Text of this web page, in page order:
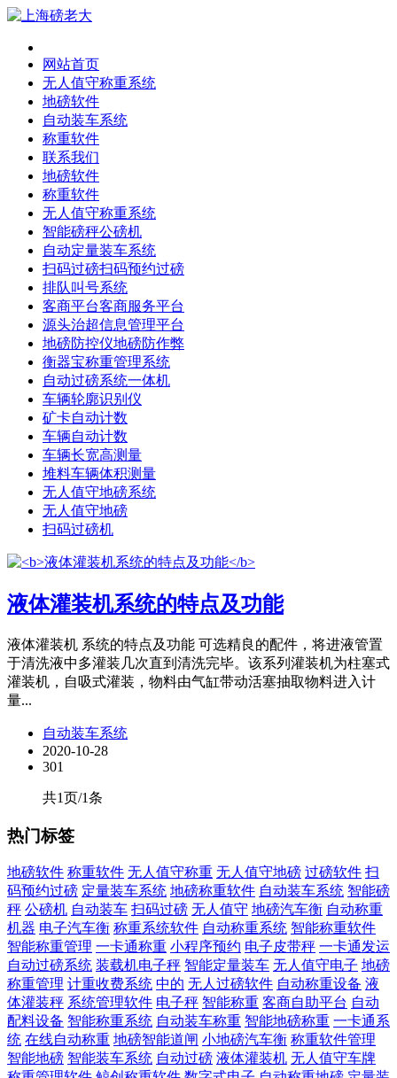
网站首页
无人值守称重系统
地磅软件
自动装车系统
称重软件
联系我们
地磅软件
称重软件
无人值守称重系统
智能磅秤公磅机
自动定量装车系统
扫码过磅扫码预约过磅
排队叫号系统
客商平台客商服务平台
源头治超信息管理平台
地磅防控仪地磅防作弊
衡器宝称重管理系统
自动过磅系统一体机
车辆轮廓识别仪
矿卡自动计数
车辆自动计数
车辆长宽高测量
堆料车辆体积测量
无人值守地磅系统
无人值守地磅
扫码过磅机
液体灌装机系统的特点及功能
液体灌装机 系统的特点及功能 可选精良的配件，将进液管置
于清洗液中多灌装几次直到清洗完毕。该系列灌装机为柱塞式
灌装机，自吸式灌装，物料由气缸带动活塞抽取物料进入计
量...
自动装车系统
2020-10-28
301
共1页/1条
热门标签
地磅软件 称重软件 无人值守称重 无人值守地磅 过磅软件 扫
码预约过磅 定量装车系统 地磅称重软件 自动装车系统 智能磅
秤 公磅机 自动装车 扫码过磅 无人值守 地磅汽车衡 自动称重
机器 电子汽车衡 称重系统软件 自动称重系统 智能称重软件
智能称重管理 一卡通称重 小程序预约 电子皮带秤 一卡通发运
自动过磅系统 装载机电子秤 智能定量装车 无人值守电子 地磅
称重管理 计重收费系统 中的 无人过磅软件 自动称重设备 液
体灌装秤 系统管理软件 电子秤 智能称重 客商自助平台 自动
配料设备 智能称重系统 自动装车称重 智能地磅称重 一卡通系
统 在线自动称重 地磅智能道闸 小地磅汽车衡 称重软件管理
智能地磅 智能装车系统 自动过磅 液体灌装机 无人值守车牌